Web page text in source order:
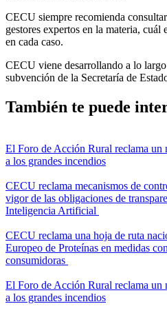
CECU siempre recomienda
gestores expertos en la materia,
en cada caso.
CECU viene desarrollando a lo
subvención de la Secretaría de
También te puede
El Foro de Acción Rural reclama un
a los grandes incendios
CECU reclama mecanismos de
vigor de las obligaciones de
Inteligencia Artificial
CECU reclama una hoja de ruta
Europeo de Proteínas en medidas
consumidoras
El Foro de Acción Rural reclama un
a los grandes incendios